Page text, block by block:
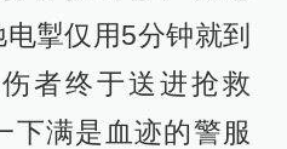
掣仅用5分钟就到
者终于送进抢救
下满是血迹的警服